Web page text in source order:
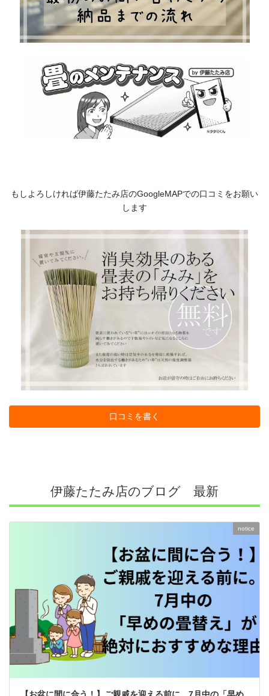
もしよろしければ伊藤たたみ店のGoogleMAPでの口コミをお願い
します
口コミを書く
伊藤たたみ店のブログ 最新
notice